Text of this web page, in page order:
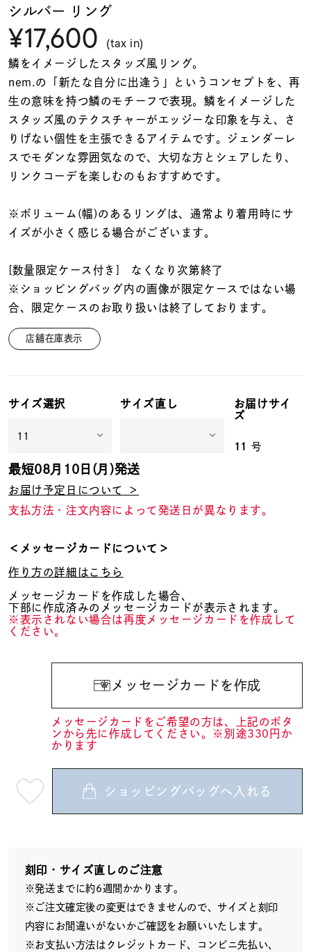
ト
着用シーン
コレクション
レディース
リングサイズ
価格 ¥0
シルバー リング
¥17,600 (tax in)
鱗をイメージしたスタッズ風リング。
nem.の「新たな自分に出逢う」というコンセプトを、再
生の意味を持つ鱗のモチーフで表現。鱗をイメージした
スタッズ風のテクスチャーがエッジーな印象を与え、さ
りげない個性を主張できるアイテムです。ジェンダーレ
スでモダンな雰囲気なので、大切な方とシェアしたり、
リンクコーデを楽しむのもおすすめです。
※ボリューム(幅)のあるリングは、通常より着用時にサ
イズが小さく感じる場合がございます。
[数量限定ケース付き] なくなり次第終了
※ショッピングバッグ内の画像が限定ケースではない場
合、限定ケースのお取り扱いは終了しております。
店舗在庫表示
サイズ選択 サイズ直し
お届けサイ
ズ
11 号
最短08月10日(月)発送
お届け予定日について ＞
支払方法・注文内容によって発送日が異なります。
＜メッセージカードについて＞
作り方の詳細はこちら
メッセージカードを作成した場合、
下部に作成済みのメッセージカードが表示されます。
※表示されない場合は再度メッセージカードを作成して
ください。
メッセージカードを作成
メッセージカードをご希望の方は、上記のボタ
ンから先に作成してください。※別途330円か
かります
08
送
¥17,600 (tax
in)
ショッピングバッグへ入れる
刻印・サイズ直しのご注意
※発送までに約6週間かかります。
※ご注文確定後の変更はできませんので、サイズと刻印
内容にお間違いがないかご確認をお願いいたします。
※お支払い方法はクレジットカード、コンビニ先払い、